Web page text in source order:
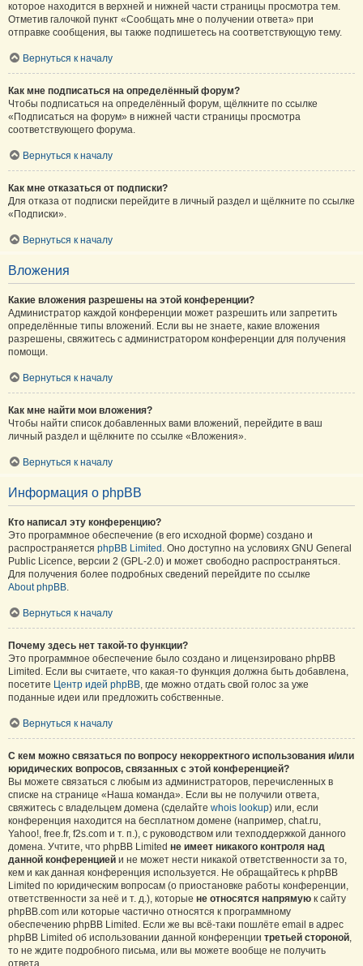
которое находится в верхней и нижней части страницы просмотра тем.
Отметив галочкой пункт «Сообщать мне о получении ответа» при
отправке сообщения, вы также подпишетесь на соответствующую тему.
Вернуться к началу
Как мне подписаться на определённый форум?
Чтобы подписаться на определённый форум, щёлкните по ссылке
«Подписаться на форум» в нижней части страницы просмотра
соответствующего форума.
Вернуться к началу
Как мне отказаться от подписки?
Для отказа от подписки перейдите в личный раздел и щёлкните по ссылке
«Подписки».
Вернуться к началу
Вложения
Какие вложения разрешены на этой конференции?
Администратор каждой конференции может разрешить или запретить
определённые типы вложений. Если вы не знаете, какие вложения
разрешены, свяжитесь с администратором конференции для получения
помощи.
Вернуться к началу
Как мне найти мои вложения?
Чтобы найти список добавленных вами вложений, перейдите в ваш
личный раздел и щёлкните по ссылке «Вложения».
Вернуться к началу
Информация о phpBB
Кто написал эту конференцию?
Это программное обеспечение (в его исходной форме) создано и
распространяется phpBB Limited . Оно доступно на условиях GNU General
Public Licence, версии 2 (GPL-2.0) и может свободно распространяться.
Для получения более подробных сведений перейдите по ссылке
About phpBB.
Вернуться к началу
Почему здесь нет такой-то функции?
Это программное обеспечение было создано и лицензировано phpBB
Limited. Если вы считаете, что какая-то функция должна быть добавлена,
посетите Центр идей phpBB, где можно отдать свой голос за уже
поданные идеи или предложить собственные.
Вернуться к началу
С кем можно связаться по вопросу некорректного использования и/или
юридических вопросов, связанных с этой конференцией?
Вы можете связаться с любым из администраторов, перечисленных в
списке на странице «Наша команда». Если вы не получили ответа,
свяжитесь с владельцем домена (сделайте whois lookup) или, если
конференция находится на бесплатном домене (например, chat.ru,
Yahoo!, free.fr, f2s.com и т. п.), с руководством или техподдержкой данного
домена. Учтите, что phpBB Limited не имеет никакого контроля над
данной конференцией и не может нести никакой ответственности за то,
кем и как данная конференция используется. Не обращайтесь к phpBB
Limited по юридическим вопросам (о приостановке работы конференции,
ответственности за неё и т. д.), которые не относятся напрямую к сайту
phpBB.com или которые частично относятся к программному
обеспечению phpBB Limited. Если же вы всё-таки пошлёте email в адрес
phpBB Limited об использовании данной конференции третьей стороной,
то не ждите подробного письма, или вы можете вообще не получить
ответа.